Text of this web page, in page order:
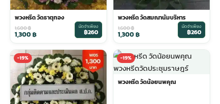
พวงหรีด วัดธาตุทอง
1,600฿
1,300฿
มัดจำเพียง
฿260
พวงหรีด วัดสมณานัมบริหาร
1,600฿
1,300฿
มัดจำเพียง
฿260
-19% -19%
พวงหรีด วัดน้อยนพคุณ